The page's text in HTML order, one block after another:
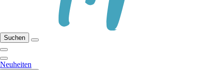
Suchen
Neuheiten